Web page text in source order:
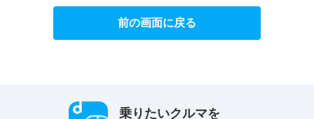
前の画面に戻る
乗りたいクルマを